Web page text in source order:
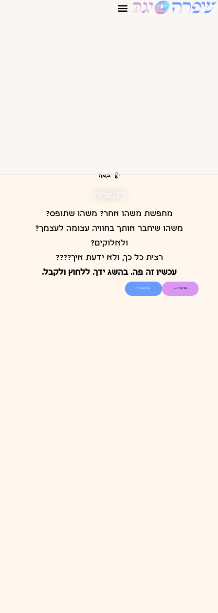
יש במה
לנשמה
מחפשת משהו אחר? משהו שתופס?
משהו שיחבר אותך בחוויה עצומה לעצמך?
ולאלוקים?
רצית כל כך, ולא ידעת איך????
עכשיו זה פה. בהשג ידך. ללחוץ ולקבל.
עוד עלי >>> עולם הבמה